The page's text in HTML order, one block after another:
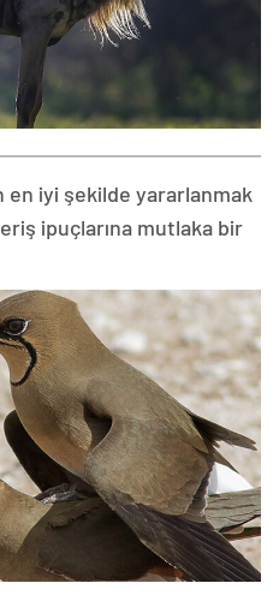
iyi şekilde yararlanmak
ipuçlarına mutlaka bir